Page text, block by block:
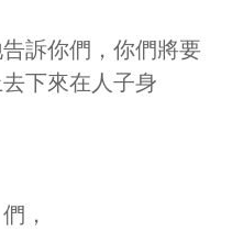
訴你們，你們將要
下來在人子身
，